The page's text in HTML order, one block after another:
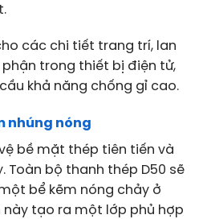
các chi tiết trang trí, lan
trong thiết bị điện tử,
khả năng chống gỉ cao.
nhúng nóng
bề mặt thép tiên tiến và
Toàn bộ thanh thép D50 sẽ
bể kẽm nóng chảy ở
này tạo ra một lớp phủ hợp